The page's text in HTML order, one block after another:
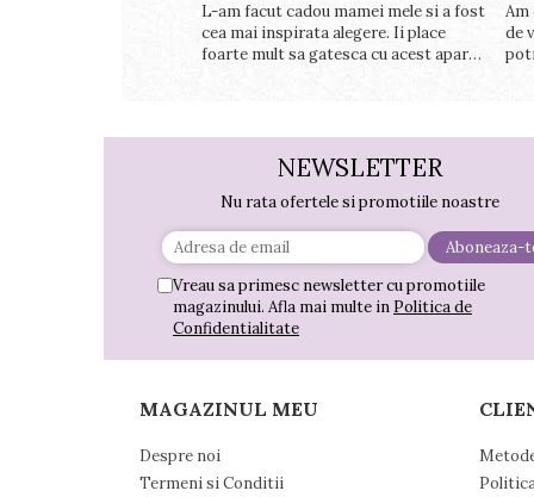
L-am facut cadou mamei mele si a fost
cea mai inspirata alegere. Ii place
foarte mult sa gatesca cu acest aparat,
Am
de
NEWSLETTER
Nu rata ofertele si promotiile noastre
Vreau sa primesc newsletter cu promotiile
magazinului. Afla mai multe in Politica de
Confidentialitate
MAGAZINUL MEU
Despre noi
Termeni si Conditii